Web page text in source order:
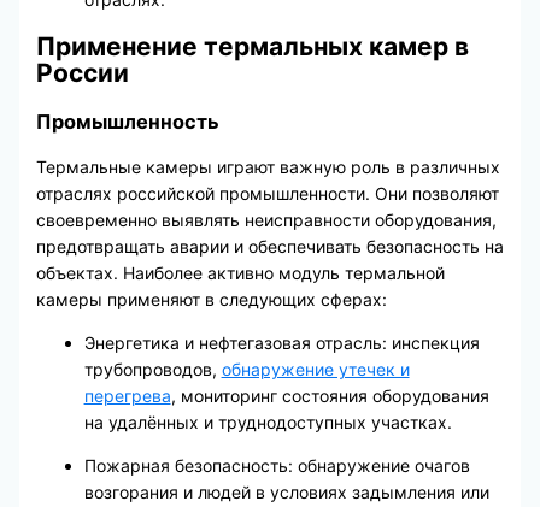
Применение термальных камер в
России
Промышленность
Термальные камеры играют важную роль в различных
отраслях российской промышленности. Они позволяют
своевременно выявлять неисправности оборудования,
предотвращать аварии и обеспечивать безопасность на
объектах. Наиболее активно модуль термальной
камеры применяют в следующих сферах:
Энергетика и нефтегазовая отрасль: инспекция
трубопроводов, обнаружение утечек и
перегрева, мониторинг состояния оборудования
на удалённых и труднодоступных участках.
Пожарная безопасность: обнаружение очагов
возгорания и людей в условиях задымления или